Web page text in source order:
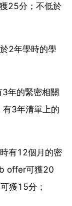
25分；不低於
2年學時的學
年的緊密相關
有3年清單上的
有12個月的密
offer可獲20
獲15分；